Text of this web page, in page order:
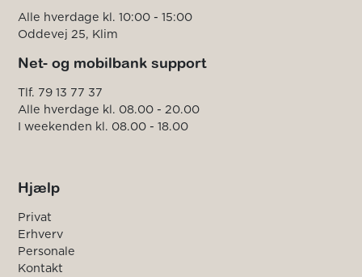
Alle hverdage kl. 10:00 - 15:00
Oddevej 25, Klim
Net- og mobilbank support
Tlf. 79 13 77 37
Alle hverdage kl. 08.00 - 20.00
I weekenden kl. 08.00 - 18.00
Hjælp
Privat
Erhverv
Personale
Kontakt